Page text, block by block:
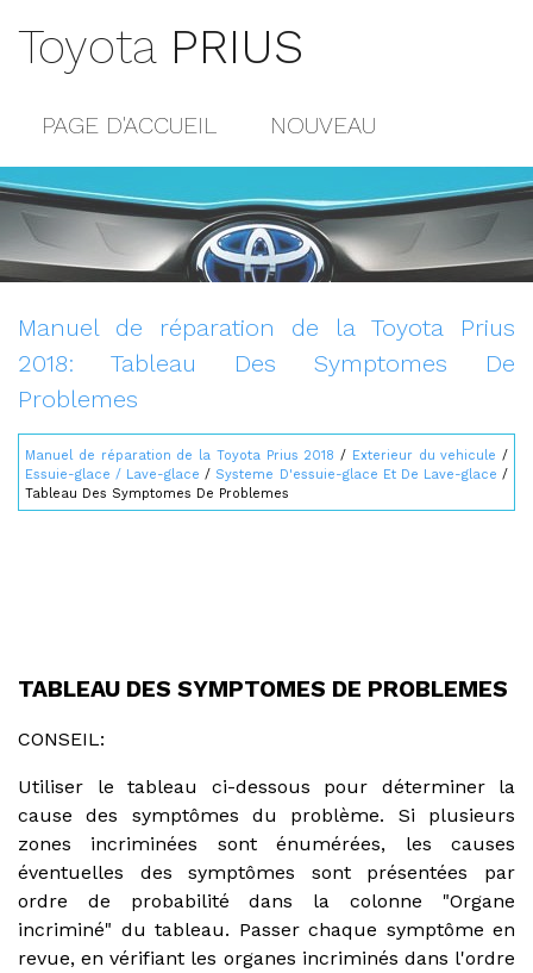
Toyota PRIUS
PAGE D'ACCUEIL NOUVEAU
POPULAIRE
CONTACTS
Manuel de réparation de la Toyota Prius
2018: Tableau Des Symptomes De
Problemes
Manuel de réparation de la Toyota Prius 2018 / Exterieur du vehicule /
Essuie-glace / Lave-glace / Systeme D'essuie-glace Et De Lave-glace /
Tableau Des Symptomes De Problemes
TABLEAU DES SYMPTOMES DE PROBLEMES
CONSEIL:
Utiliser le tableau ci-dessous pour déterminer la
cause des symptômes du problème. Si plusieurs
zones incriminées sont énumérées, les causes
éventuelles des symptômes sont présentées par
ordre de probabilité dans la colonne "Organe
incriminé" du tableau. Passer chaque symptôme en
revue, en vérifiant les organes incriminés dans l'ordre